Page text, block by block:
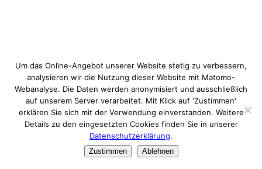
Um das Online-Angebot unserer Website stetig zu verbessern,
analysieren wir die Nutzung dieser Website mit Matomo-
Webanalyse. Die Daten werden anonymisiert und ausschließlich
auf unserem Server verarbeitet. Mit Klick auf 'Zustimmen'
erklären Sie sich mit der Verwendung einverstanden. Weitere
Details zu den eingesetzten Cookies finden Sie in unserer
Datenschutzerklärung.
Zustimmen Ablehnen